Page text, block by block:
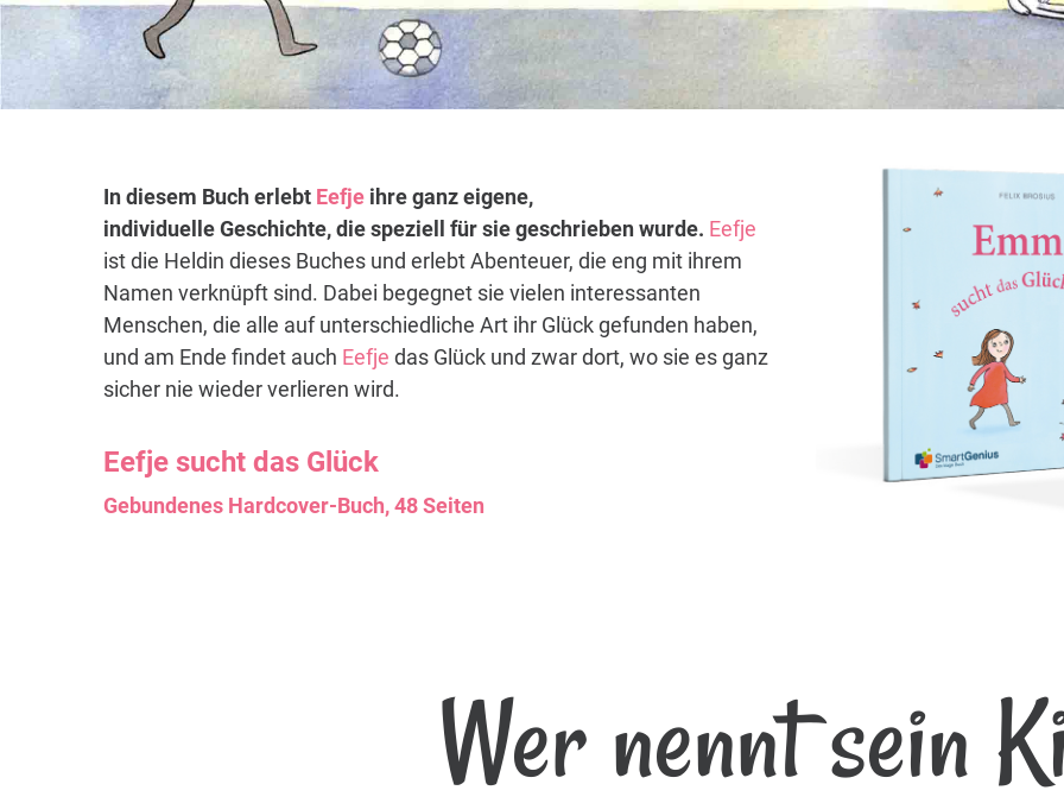
In diesem Buch erlebt Eefje ihre ganz eigene,
individuelle Geschichte, die speziell für sie geschrieben wurde. Eefje
ist die Heldin dieses Buches und erlebt Abenteuer, die eng mit ihrem
Namen verknüpft sind. Dabei begegnet sie vielen interessanten
Menschen, die alle auf unterschiedliche Art ihr Glück gefunden haben,
und am Ende findet auch Eefje das Glück und zwar dort, wo sie es ganz
sicher nie wieder verlieren wird.
Eefje sucht das Glück
Gebundenes Hardcover-Buch, 48 Seiten
Wer nennt sein